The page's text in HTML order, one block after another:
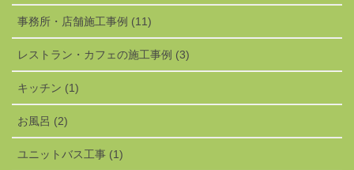
事務所・店舗施工事例 (11)
レストラン・カフェの施工事例 (3)
キッチン (1)
お風呂 (2)
ユニットバス工事 (1)